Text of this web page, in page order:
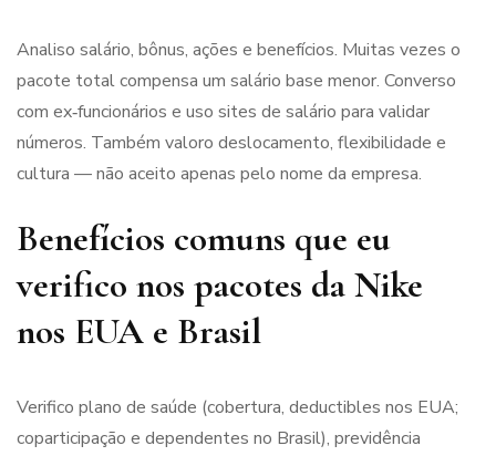
Analiso salário, bônus, ações e benefícios. Muitas vezes o
pacote total compensa um salário base menor. Converso
com ex‑funcionários e uso sites de salário para validar
números. Também valoro deslocamento, flexibilidade e
cultura — não aceito apenas pelo nome da empresa.
Benefícios comuns que eu
verifico nos pacotes da Nike
nos EUA e Brasil
Verifico plano de saúde (cobertura, deductibles nos EUA;
coparticipação e dependentes no Brasil), previdência